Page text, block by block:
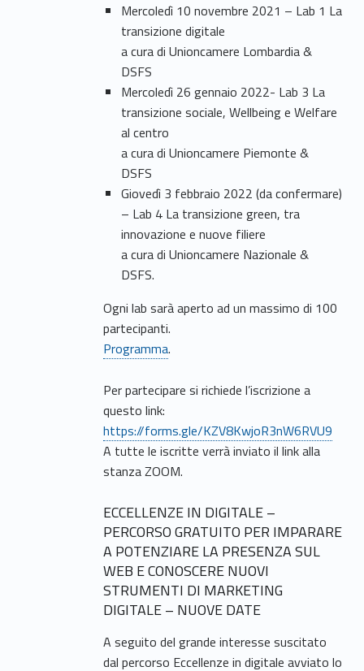
Mercoledì 10 novembre 2021 – Lab 1 La
transizione digitale
a cura di Unioncamere Lombardia &
DSFS
Mercoledì 26 gennaio 2022- Lab 3 La
transizione sociale, Wellbeing e Welfare
al centro
a cura di Unioncamere Piemonte &
DSFS
Giovedì 3 febbraio 2022 (da confermare)
– Lab 4 La transizione green, tra
innovazione e nuove filiere
a cura di Unioncamere Nazionale &
DSFS.
Ogni lab sarà aperto ad un massimo di 100
partecipanti.
Programma.
Per partecipare si richiede l’iscrizione a
questo link:
https://forms.gle/KZV8KwjoR3nW6RVU9
A tutte le iscritte verrà inviato il link alla
stanza ZOOM.
ECCELLENZE IN DIGITALE –
PERCORSO GRATUITO PER IMPARARE
A POTENZIARE LA PRESENZA SUL
WEB E CONOSCERE NUOVI
STRUMENTI DI MARKETING
DIGITALE – NUOVE DATE
A seguito del grande interesse suscitato
dal percorso Eccellenze in digitale avviato lo